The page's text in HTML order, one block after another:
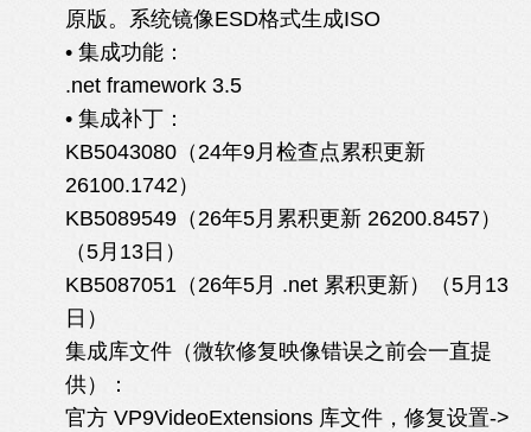
原版。系统镜像ESD格式生成ISO
• 集成功能：
.net framework 3.5
• 集成补丁：
KB5043080（24年9月检查点累积更新
26100.1742）
KB5089549（26年5月累积更新 26200.8457）
（5月13日）
KB5087051（26年5月 .net 累积更新）（5月13
日）
集成库文件（微软修复映像错误之前会一直提
供）：
官方 VP9VideoExtensions 库文件，修复设置->